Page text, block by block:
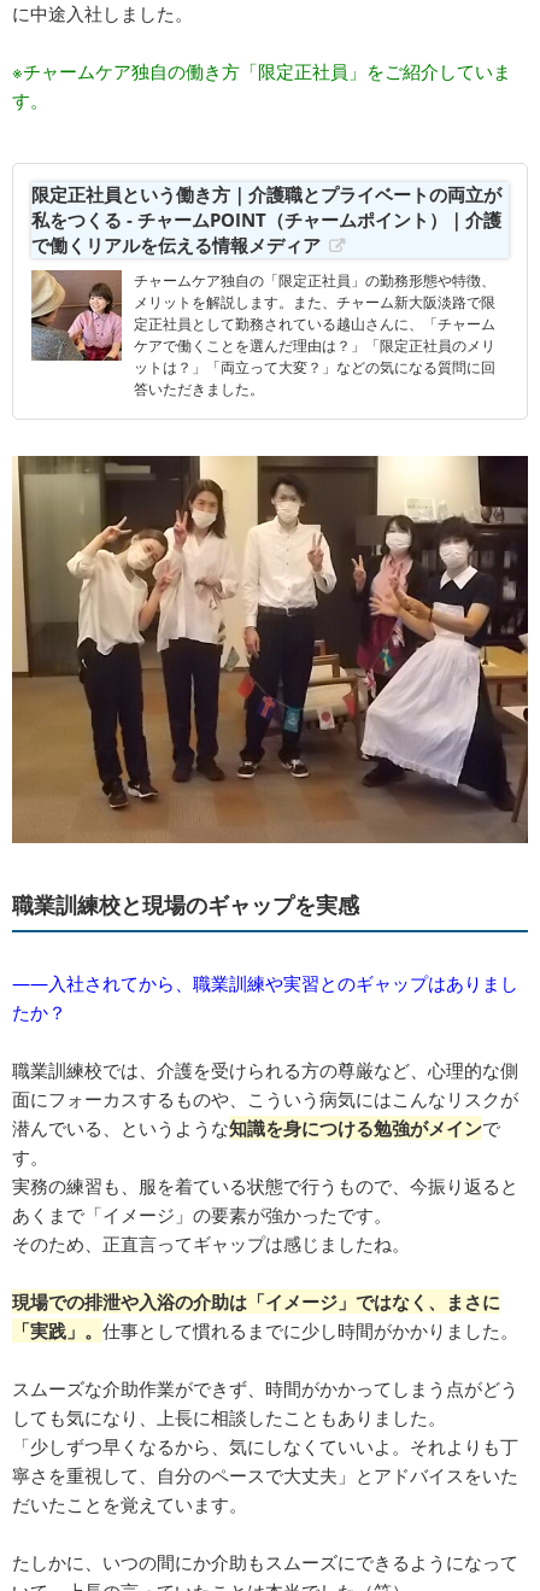
に中途入社しました。
※チャームケア独自の働き方「限定正社員」をご紹介していま
す。
限定正社員という働き方｜介護職とプライベートの両立が
私をつくる - チャームPOINT（チャームポイント）｜介護
で働くリアルを伝える情報メディア
チャームケア独自の「限定正社員」の勤務形態や特徴、
メリットを解説します。また、チャーム新大阪淡路で限
定正社員として勤務されている越山さんに、「チャーム
ケアで働くことを選んだ理由は？」「限定正社員のメリ
ットは？」「両立って大変？」などの気になる質問に回
答いただきました。
職業訓練校と現場のギャップを実感
――入社されてから、職業訓練や実習とのギャップはありまし
たか？
職業訓練校では、介護を受けられる方の尊厳など、心理的な側
面にフォーカスするものや、こういう病気にはこんなリスクが
潜んでいる、というような知識を身につける勉強がメインで
す。
実務の練習も、服を着ている状態で行うもので、今振り返ると
あくまで「イメージ」の要素が強かったです。
そのため、正直言ってギャップは感じましたね。
現場での排泄や入浴の介助は「イメージ」ではなく、まさに
「実践」。 仕事として慣れるまでに少し時間がかかりました。
スムーズな介助作業ができず、時間がかかってしまう点がどう
しても気になり、上長に相談したこともありました。
「少しずつ早くなるから、気にしなくていいよ。それよりも丁
寧さを重視して、自分のペースで大丈夫」とアドバイスをいた
だいたことを覚えています。
たしかに、いつの間にか介助もスムーズにできるようになって